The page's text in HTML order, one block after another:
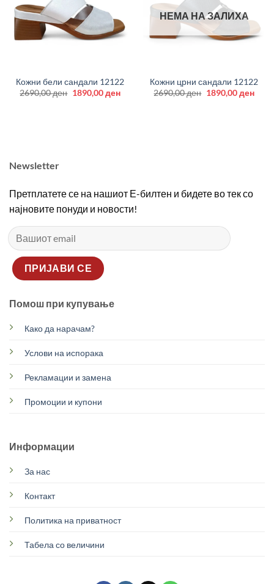
Кожни бели сандали 12122
2690,00ден Original
1890,00денCurrent
НЕМА НА ЗАЛИХА
Кожни црни сандали 12122
2690,00ден Original
1890,00ден
Newsletter
Претплатете се на нашиот Е-билтен и бидете во тек со
најновите понуди и новости!
Помош при купување
Како да нарачам?
Услови на испорака
Рекламации и замена
Промоции и купони
Информации
За нас
Контакт
Политика на приватност
Табела со величини